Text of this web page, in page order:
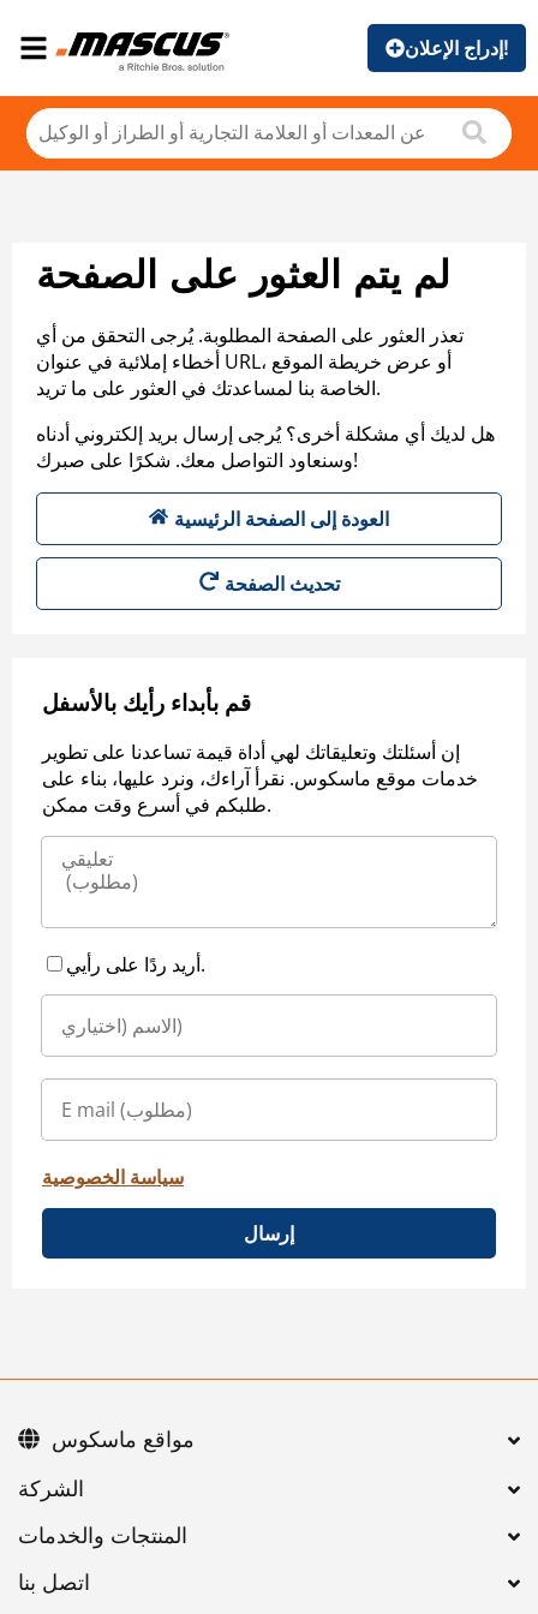
إدراج الإعلان!
لم يتم العثور على الصفحة
تعذر العثور على الصفحة المطلوبة. يُرجى التحقق من أي
أخطاء إملائية في عنوان URL، أو عرض خريطة الموقع
الخاصة بنا لمساعدتك في العثور على ما تريد.
هل لديك أي مشكلة أخرى؟ يُرجى إرسال بريد إلكتروني أدناه
وسنعاود التواصل معك. شكرًا على صبرك!
العودة إلى الصفحة الرئيسية
تحديث الصفحة
قم بأبداء رأيك بالأسفل
إن أسئلتك وتعليقاتك لهي أداة قيمة تساعدنا على تطوير
خدمات موقع ماسكوس. نقرأ آراءك، ونرد عليها، بناء على
طلبكم في أسرع وقت ممكن.
أريد ردًا على رأيي.
سياسة الخصوصية
إرسال
اتصل بنا
مواقع ماسكوس